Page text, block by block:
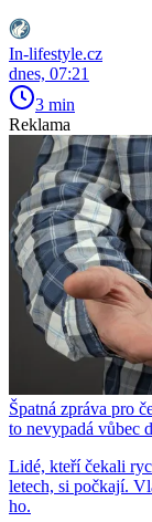
In-lifestyle.cz
dnes, 07:21
3 min
Reklama
Špatná zpráva pro
to nevypadá vůbec
Lidé, kteří čekali
letech, si počkají.
ho.